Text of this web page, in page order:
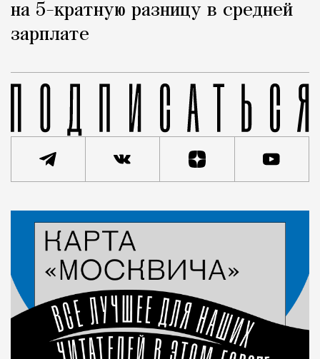
на 5-кратную разницу в средней
зарплате